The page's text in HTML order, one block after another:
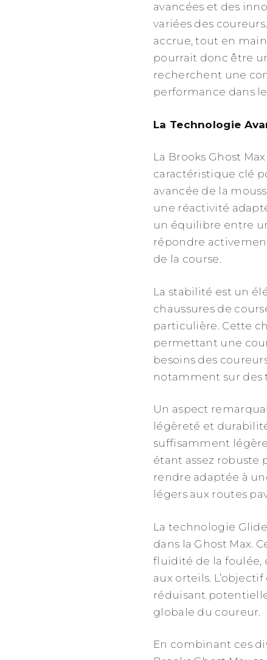
avancées et des
variées des
accrue, tout en
pourrait donc être
recherchent une
performance dans
La Technologie
La Brooks Ghost
caractéristique clé
avancée de la
une réactivité
un équilibre entre
répondre
de la course.
La stabilité est un
chaussures de
particulière. Cette
permettant une
besoins des
notamment sur des
Un aspect
légèreté et
suffisamment
étant assez robuste
rendre adaptée à
légers aux routes
La technologie
dans la Ghost Max.
fluidité de la foulée,
aux orteils.
réduisant
globale du coureur.
En combinant ces